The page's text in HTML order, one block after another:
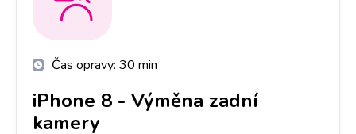
Čas opravy: 30 min
iPhone 8 - Výměna zadní
kamery